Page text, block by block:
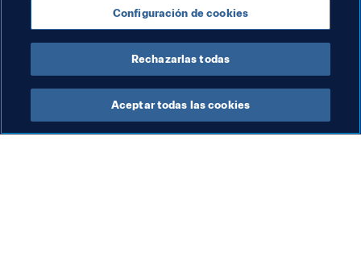
Competiciones USA Concacaf
Configuración de cookies
Rechazarlas todas
Aceptar todas las cookies